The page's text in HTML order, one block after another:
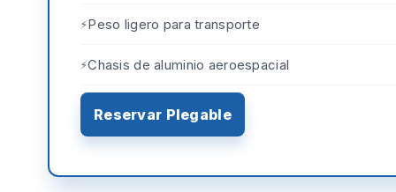
Peso ligero para transporte
Chasis de aluminio aeroespacial
Reservar Plegable